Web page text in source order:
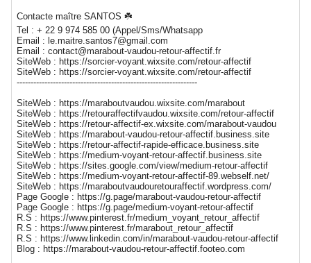
Contacte maître SANTOS ☘️
Tel : + 22 9 974 585 00 (Appel/Sms/Whatsapp
Email : le.maitre.santos7@gmail.com
Email : contact@marabout-vaudou-retour-affectif.fr
SiteWeb : https://sorcier-voyant.wixsite.com/retour-affectif
SiteWeb : https://sorcier-voyant.wixsite.com/retour-affectif
-----------------------------------------------------------------
SiteWeb : https://maraboutvaudou.wixsite.com/marabout
SiteWeb : https://retouraffectifvaudou.wixsite.com/retour-affectif
SiteWeb : https://retour-affectif-ex.wixsite.com/marabout-vaudou
SiteWeb : https://marabout-vaudou-retour-affectif.business.site
SiteWeb : https://retour-affectif-rapide-efficace.business.site
SiteWeb : https://medium-voyant-retour-affectif.business.site
SiteWeb : https://sites.google.com/view/medium-retour-affectif
SiteWeb : https://medium-voyant-retour-affectif-89.webself.net/
SiteWeb : https://maraboutvaudouretouraffectif.wordpress.com/
Page Google : https://g.page/marabout-vaudou-retour-affectif
Page Google : https://g.page/medium-voyant-retour-affectif
R.S : https://www.pinterest.fr/medium_voyant_retour_affectif
R.S : https://www.pinterest.fr/marabout_retour_affectif
R.S : https://www.linkedin.com/in/marabout-vaudou-retour-affectif
Blog : https://marabout-vaudou-retour-affectif.footeo.com